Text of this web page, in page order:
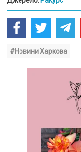
#Новини Харкова